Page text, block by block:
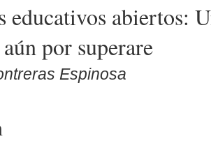
educativos abiertos:
por superare
Espinosa